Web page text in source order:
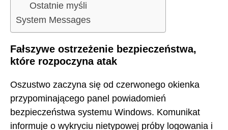
Ostatnie myśli
System Messages
Fałszywe ostrzeżenie bezpieczeństwa,
które rozpoczyna atak
Oszustwo zaczyna się od czerwonego okienka
przypominającego panel powiadomień
bezpieczeństwa systemu Windows. Komunikat
informuje o wykryciu nietypowej próby logowania i